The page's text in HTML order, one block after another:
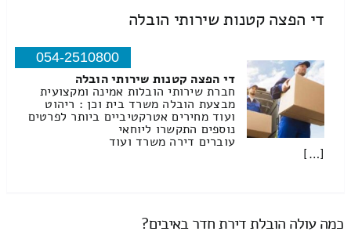
די הפצה קטנות שירותי הובלה
054-2510800
די הפצה קטנות שירותי הובלה
חברת שירותי הובלות אמינה ומקצועית
מבצעת הובלה משרד בית וכן : ריהוט
ועוד מחירים אטרקטיביים ביותר לפרטים
נוספים התקשרו ליוחאי
עוברים דירה משרד ועוד
[…]
כמה עולה הובלת דירת חדר באיבים?